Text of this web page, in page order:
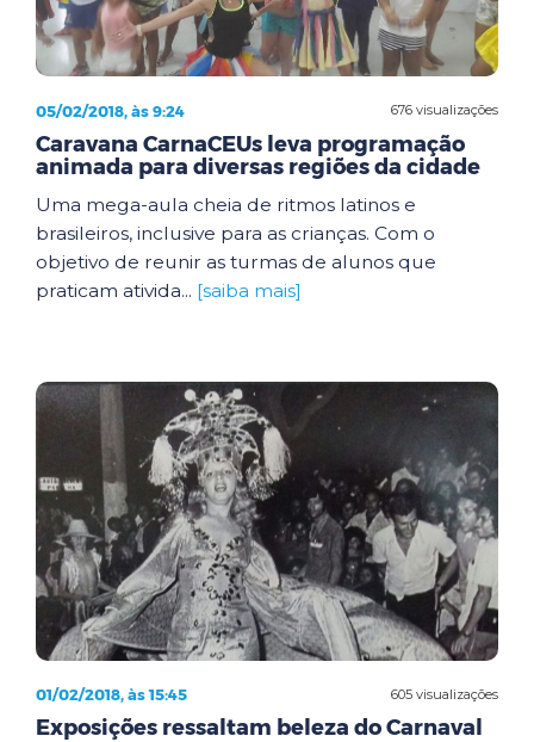
676 visualizações
05/02/2018, às 9:24
Caravana CarnaCEUs leva programação
animada para diversas regiões da cidade
Uma mega-aula cheia de ritmos latinos e
brasileiros, inclusive para as crianças. Com o
objetivo de reunir as turmas de alunos que
praticam ativida... [saiba mais]
605 visualizações
01/02/2018, às 15:45
Exposições ressaltam beleza do Carnaval